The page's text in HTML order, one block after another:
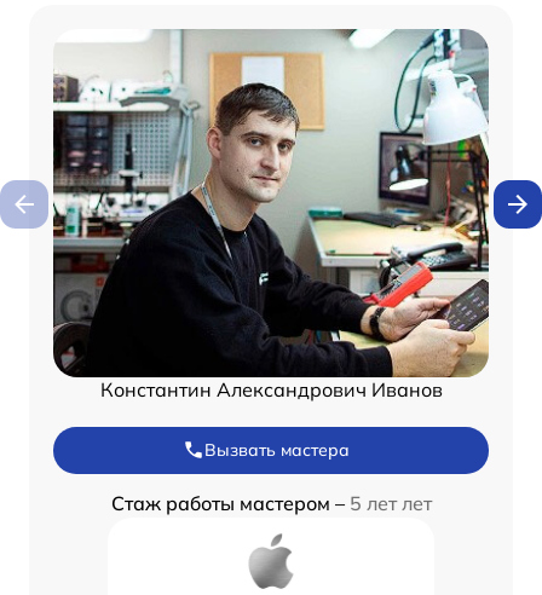
Константин Александрович Иванов
Вызвать мастера
Стаж работы мастером – 5 лет лет